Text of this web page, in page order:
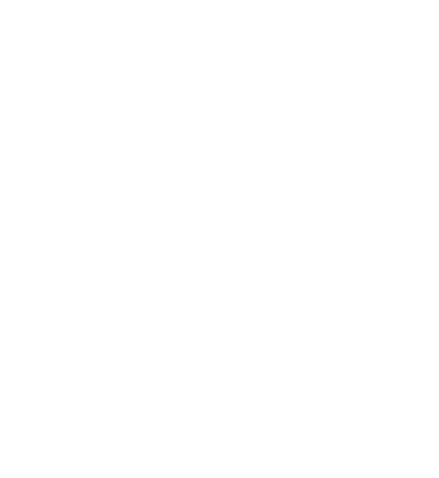
amigo
autor da receita
receita? Compartilhe